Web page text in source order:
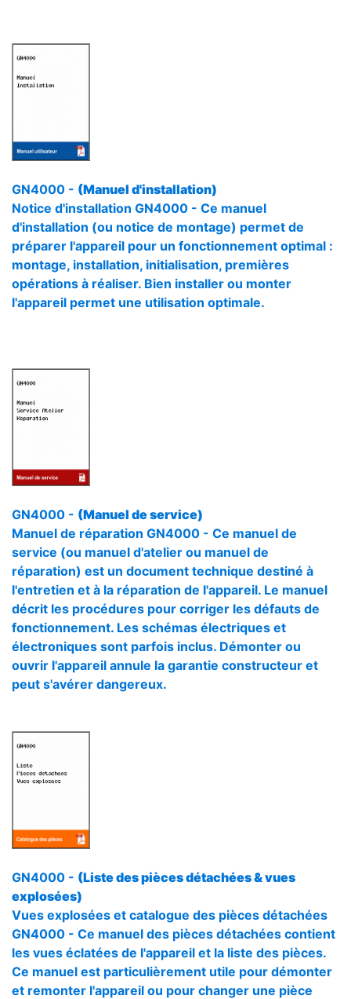
GN4000 - (Manuel d'installation)
Notice d'installation GN4000 - Ce manuel
d'installation (ou notice de montage) permet de
préparer l'appareil pour un fonctionnement optimal :
montage, installation, initialisation, premières
opérations à réaliser. Bien installer ou monter
l'appareil permet une utilisation optimale.
GN4000 - (Manuel de service)
Manuel de réparation GN4000 - Ce manuel de
service (ou manuel d'atelier ou manuel de
réparation) est un document technique destiné à
l'entretien et à la réparation de l'appareil. Le manuel
décrit les procédures pour corriger les défauts de
fonctionnement. Les schémas électriques et
électroniques sont parfois inclus. Démonter ou
ouvrir l'appareil annule la garantie constructeur et
peut s'avérer dangereux.
GN4000 - (Liste des pièces détachées & vues
explosées)
Vues explosées et catalogue des pièces détachées
GN4000 - Ce manuel des pièces détachées contient
les vues éclatées de l'appareil et la liste des pièces.
Ce manuel est particulièrement utile pour démonter
et remonter l'appareil ou pour changer une pièce